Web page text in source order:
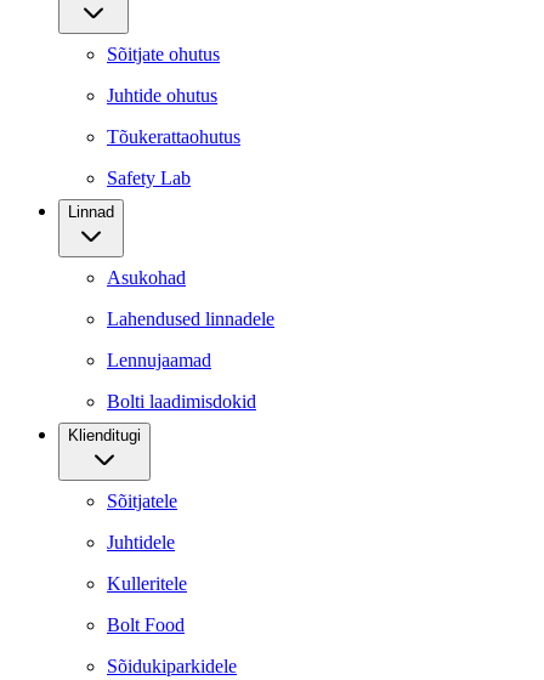
Sõitjate ohutus
Juhtide ohutus
Tõukerattaohutus
Safety Lab
Linnad
Asukohad
Lahendused linnadele
Lennujaamad
Bolti laadimisdokid
Klienditugi
Sõitjatele
Juhtidele
Kulleritele
Bolt Food
Sõidukiparkidele